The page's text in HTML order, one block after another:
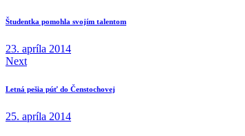
Študentka pomohla svojím talentom
23. apríla 2014
Next
Letná pešia púť do Čenstochovej
25. apríla 2014